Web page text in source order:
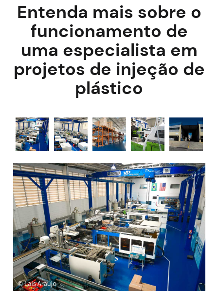
Entenda mais sobre o
funcionamento de
uma especialista em
projetos de injeção de
plástico